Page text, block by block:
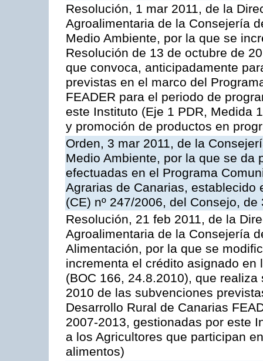
Resolución, 1 mar 2011, de la
Agroalimentaria de la Consejería
Medio Ambiente, por la que se
Resolución de 13 de octubre de
que convoca, anticipadamente
previstas en el marco del
FEADER para el periodo de
este Instituto (Eje 1 PDR, Medida
y promoción de productos en
Orden, 3 mar 2011, de la
Medio Ambiente, por la que se da
efectuadas en el Programa
Agrarias de Canarias,
(CE) nº 247/2006, del Consejo,
Resolución, 21 feb 2011, de la
Agroalimentaria de la Consejería
Alimentación, por la que se
incrementa el crédito asignado
(BOC 166, 24.8.2010), que
2010 de las subvenciones
Desarrollo Rural de Canarias
2007-2013, gestionadas por este
a los Agricultores que participan
alimentos)